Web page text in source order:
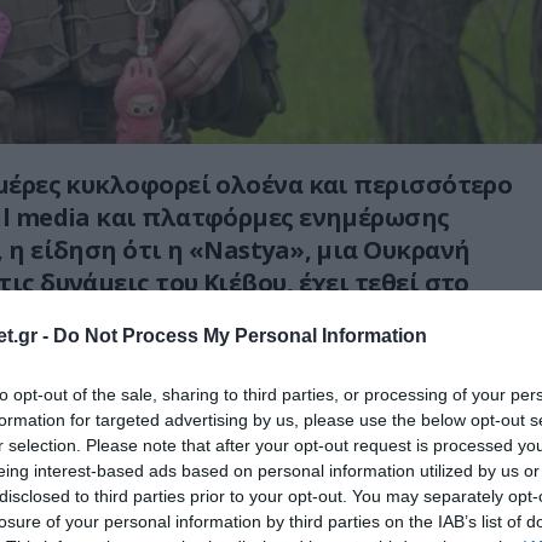
- Do Not Process My Personal Information
opt-out of the sale, sharing to third parties, or processing of your
for targeted advertising by us, please use the below opt-out
selection. Please note that after your opt-out request is processed
interest-based ads based on personal information utilized by us
to third parties prior to your opt-out. You may separately
of your personal information by third parties on the IAB’s list of
κυκλοφορεί ολοένα και περισσότερο
media και πλατφόρμες ενημέρωσης
είδηση ότι η «Nastya», μια Ουκρανή
δυνάμεις του Κιέβου, έχει τεθεί στο
στόχος για πλήγματα εξόντωσης- αλλά
ερειστικών δηλώσεών της.
νεαρή Αναστασία που έχει εντυπωσιάσει το
περιβάλλον, για αυτό άλλωστε και την